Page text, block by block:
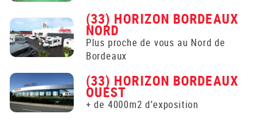
(33) HORIZON BORDEAUX
NORD
Plus proche de vous au Nord de
Bordeaux
(33) HORIZON BORDEAUX
OUEST
+ de 4000m2 d’exposition